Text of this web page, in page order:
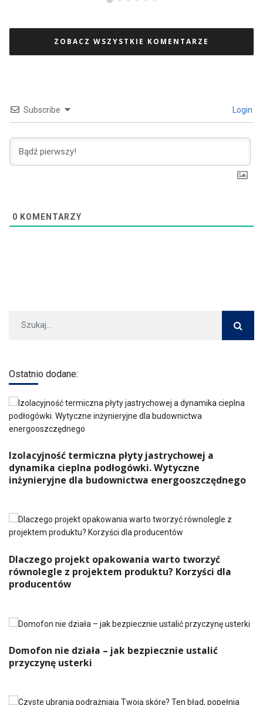
ZOBACZ WSZYSTKIE KOMENTARZE
Subscribe Login
0 KOMENTARZY
Ostatnio dodane:
Izolacyjność termiczna płyty jastrychowej a
dynamika cieplna podłogówki. Wytyczne
inżynieryjne dla budownictwa energooszczędnego
Dlaczego projekt opakowania warto tworzyć
równolegle z projektem produktu? Korzyści dla
producentów
Domofon nie działa – jak bezpiecznie ustalić
przyczynę usterki